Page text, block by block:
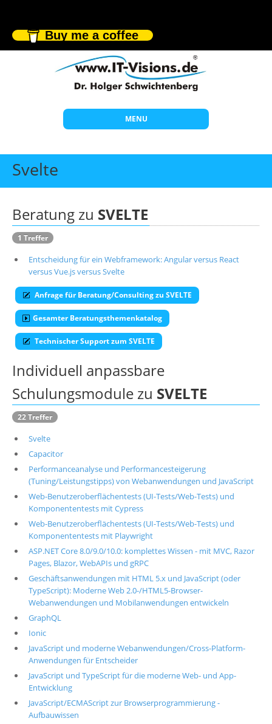
Buy me a coffee
MENU
Start
Individuelle Schulungen
Wissen
Über uns
Suche
Svelte
Beratung zu SVELTE
1 Treffer
Entscheidung für ein Webframework: Angular versus React
versus Vue.js versus Svelte
Anfrage für Beratung/Consulting zu SVELTE
Gesamter Beratungsthemenkatalog
Technischer Support zum SVELTE
Individuell anpassbare
Schulungsmodule zu SVELTE
22 Treffer
Svelte
Capacitor
Performanceanalyse und Performancesteigerung
(Tuning/Leistungstipps) von Webanwendungen und JavaScript
Web-Benutzeroberflächentests (UI-Tests/Web-Tests) und
Komponententests mit Cypress
Web-Benutzeroberflächentests (UI-Tests/Web-Tests) und
Komponententests mit Playwright
ASP.NET Core 8.0/9.0/10.0: komplettes Wissen - mit MVC, Razor
Pages, Blazor, WebAPIs und gRPC
Geschäftsanwendungen mit HTML 5.x und JavaScript (oder
TypeScript): Moderne Web 2.0-/HTML5-Browser-
Webanwendungen und Mobilanwendungen entwickeln
GraphQL
Ionic
JavaScript und moderne Webanwendungen/Cross-Platform-
Anwendungen für Entscheider
JavaScript und TypeScript für die moderne Web- und App-
Entwicklung
JavaScript/ECMAScript zur Browserprogrammierung -
Aufbauwissen